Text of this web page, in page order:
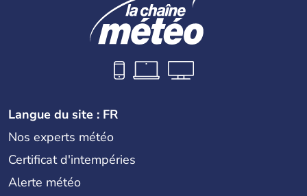
Langue du site : FR
Nos experts météo
Certificat d'intempéries
Alerte météo